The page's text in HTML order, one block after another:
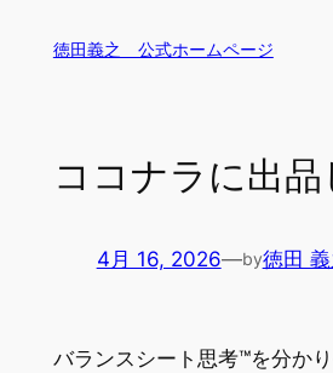
徳田義之 公式ホームページ
ココナラに出
4月 16, 2026—by徳田 義
バランスシート思考™を分か